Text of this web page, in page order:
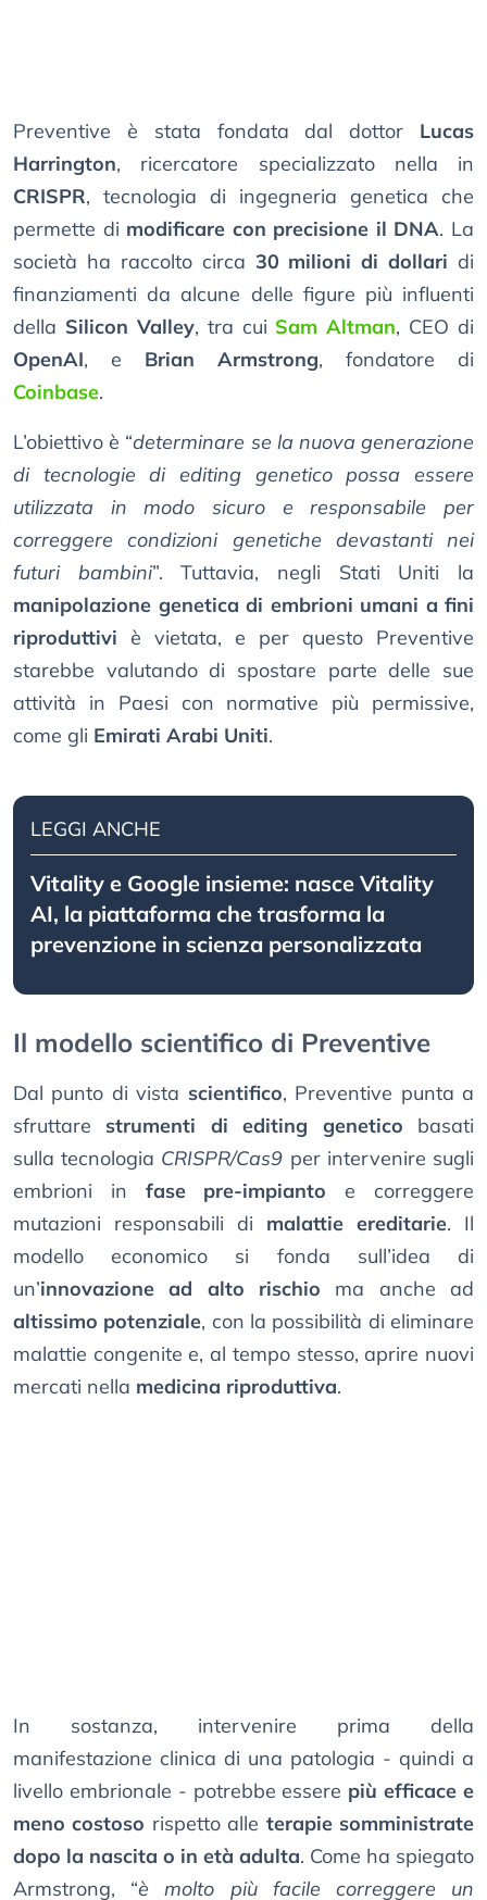
Preventive è stata fondata dal dottor Lucas
Harrington, ricercatore specializzato nella in
CRISPR, tecnologia di ingegneria genetica che
permette di modificare con precisione il DNA. La
società ha raccolto circa 30 milioni di dollari di
finanziamenti da alcune delle figure più influenti
della Silicon Valley, tra cui Sam Altman, CEO di
OpenAI, e Brian Armstrong, fondatore di
Coinbase.
L’obiettivo è “determinare se la nuova generazione
di tecnologie di editing genetico possa essere
utilizzata in modo sicuro e responsabile per
correggere condizioni genetiche devastanti nei
futuri bambini”. Tuttavia, negli Stati Uniti la
manipolazione genetica di embrioni umani a fini
riproduttivi è vietata, e per questo Preventive
starebbe valutando di spostare parte delle sue
attività in Paesi con normative più permissive,
come gli Emirati Arabi Uniti.
LEGGI ANCHE
Vitality e Google insieme: nasce Vitality
AI, la piattaforma che trasforma la
prevenzione in scienza personalizzata
Il modello scientifico di Preventive
Dal punto di vista scientifico, Preventive punta a
sfruttare strumenti di editing genetico basati
sulla tecnologia CRISPR/Cas9 per intervenire sugli
embrioni in fase pre-impianto e correggere
mutazioni responsabili di malattie ereditarie. Il
modello economico si fonda sull’idea di
un’innovazione ad alto rischio ma anche ad
altissimo potenziale, con la possibilità di eliminare
malattie congenite e, al tempo stesso, aprire nuovi
mercati nella medicina riproduttiva.
In sostanza, intervenire prima della
manifestazione clinica di una patologia - quindi a
livello embrionale - potrebbe essere più efficace e
meno costoso rispetto alle terapie somministrate
dopo la nascita o in età adulta. Come ha spiegato
Armstrong, “è molto più facile correggere un